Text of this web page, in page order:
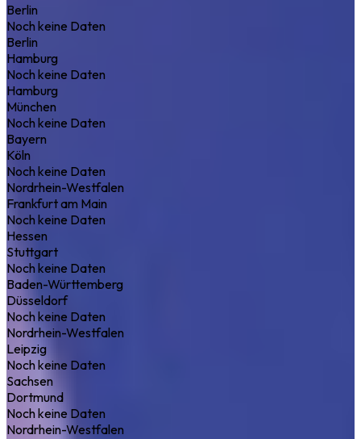
Berlin
Noch keine Daten
Berlin
Hamburg
Noch keine Daten
Hamburg
München
Noch keine Daten
Bayern
Köln
Noch keine Daten
Nordrhein-Westfalen
Frankfurt am Main
Noch keine Daten
Hessen
Stuttgart
Noch keine Daten
Baden-Württemberg
Düsseldorf
Noch keine Daten
Nordrhein-Westfalen
Leipzig
Noch keine Daten
Sachsen
Dortmund
Noch keine Daten
Nordrhein-Westfalen